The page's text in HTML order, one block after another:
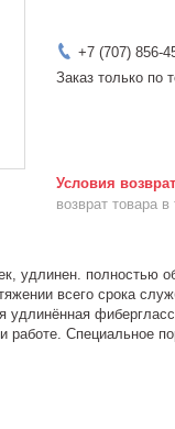
+7 (707) 856-
Заказ только по
возврат товара
удлинен. полностью
всего срока
Специальное